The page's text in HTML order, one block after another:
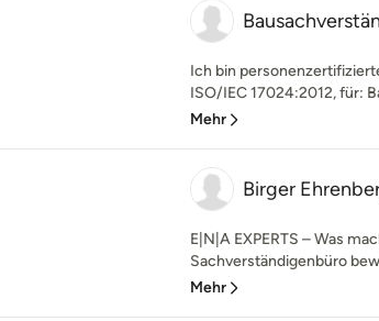
Ich bin
ISO/IEC 17024:2012, für:
Mehr
Birger
E|N|A EXPERTS – Was
Sachverständigenbüro
Mehr